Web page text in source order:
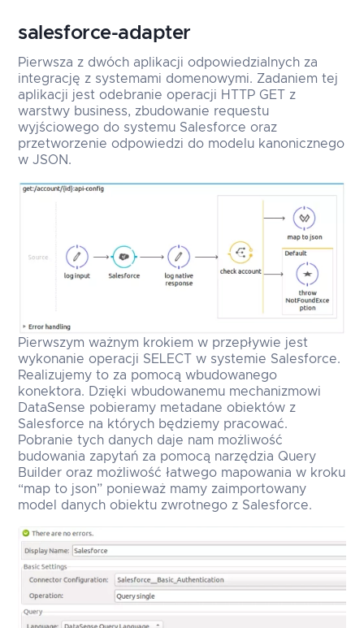
salesforce-adapter
Pierwsza z dwóch aplikacji odpowiedzialnych za
integrację z systemami domenowymi. Zadaniem tej
aplikacji jest odebranie operacji HTTP GET z
warstwy business, zbudowanie requestu
wyjściowego do systemu Salesforce oraz
przetworzenie odpowiedzi do modelu kanonicznego
w JSON.
Pierwszym ważnym krokiem w przepływie jest
wykonanie operacji SELECT w systemie Salesforce.
Realizujemy to za pomocą wbudowanego
konektora. Dzięki wbudowanemu mechanizmowi
DataSense pobieramy metadane obiektów z
Salesforce na których będziemy pracować.
Pobranie tych danych daje nam możliwość
budowania zapytań za pomocą narzędzia Query
Builder oraz możliwość łatwego mapowania w kroku
“map to json” ponieważ mamy zaimportowany
model danych obiektu zwrotnego z Salesforce.